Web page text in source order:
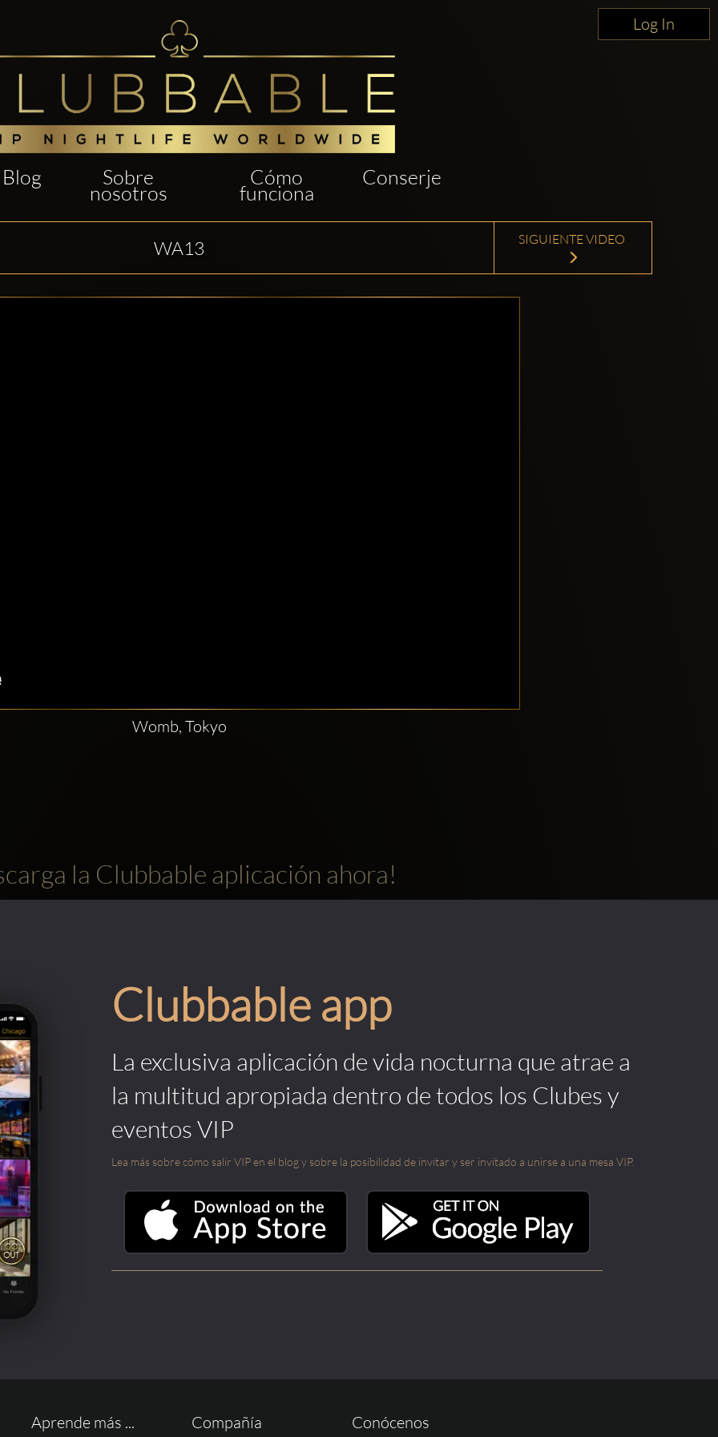
Log In
Blog Sobre
nosotros
Cómo
funciona
Conserje
WA13 SIGUIENTE VIDEO
Womb, Tokyo
la Clubbable aplicación ahora!
Clubbable app
La exclusiva aplicación de vida nocturna que atrae a
la multitud apropiada dentro de todos los Clubes y
eventos VIP
Lea más sobre cómo salir VIP en el blog y sobre la posibilidad de invitar y ser invitado a unirse a una mesa VIP.
Aprende más ... Compañía Conócenos